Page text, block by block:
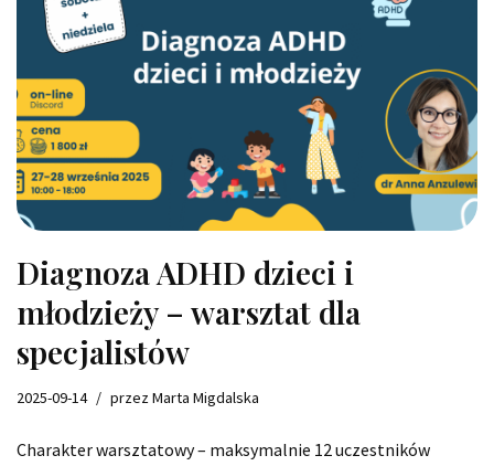
Diagnoza ADHD dzieci i
młodzieży – warsztat dla
specjalistów
2025-09-14 przezMarta Migdalska
Charakter warsztatowy – maksymalnie 12 uczestników